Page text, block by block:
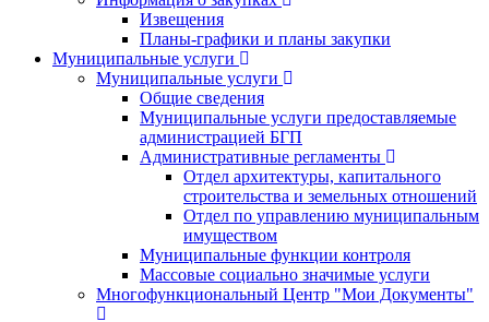
Извещения
Планы-графики и планы закупки
Муниципальные услуги
Муниципальные услуги
Общие сведения
Муниципальные услуги предоставляемые
администрацией БГП
Административные регламенты
Отдел архитектуры, капитального
строительства и земельных отношений
Отдел по управлению муниципальным
имуществом
Муниципальные функции контроля
Массовые социально значимые услуги
Многофункциональный Центр "Мои Документы"